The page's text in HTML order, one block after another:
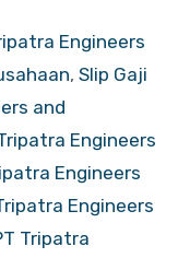
Engineers
, Slip Gaji
and
Engineers
Engineers
Engineers
Tripatra